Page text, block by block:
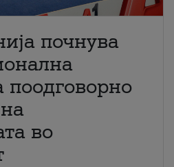
почнува
во